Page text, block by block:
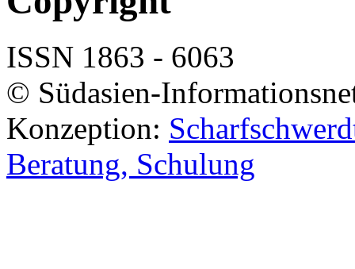
ISSN 1863 - 6063
© Südasien-
Konzeption:
Beratung, Schulung